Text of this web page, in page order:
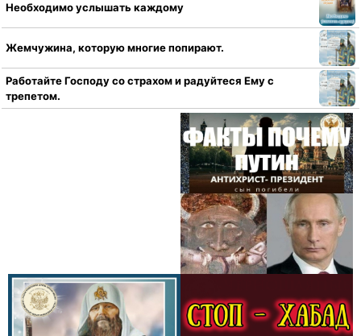
Необходимо услышать каждому
Жемчужина, которую многие попирают.
Работайте Господу со страхом и радуйтеся Ему с
трепетом.